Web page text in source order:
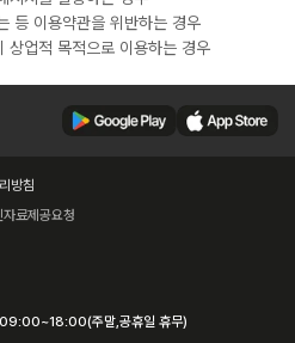
등 이용약관을 위반하는 경우
상업적 목적으로 이용하는 경우
방침
자료제공요청
주말,공휴일 휴무)